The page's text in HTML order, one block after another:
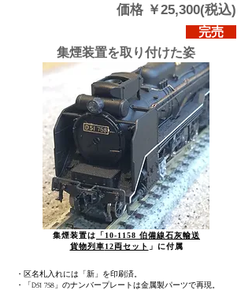
価格 ￥25,300(税込)
完売
集煙装置を取り付けた姿
集煙装置は 「10-1158 伯備線石灰輸送
貨物列車12両セット 」に付属
・区名札入れには「新 」を印刷済。
・
「D51 758」のナンバープレートは金属製パーツで再現。